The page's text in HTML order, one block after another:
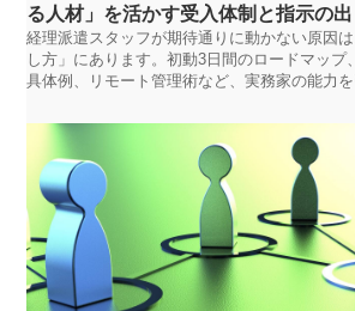
る人材」を活かす受入体制と指示の出
RSTANDARDスタッフ
経理派遣スタッフが期待通りに動かない原因
し方」にあります。初動3日間のロードマップ
具体例、リモート管理術など、実務家の能力